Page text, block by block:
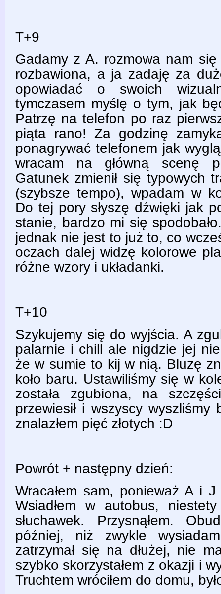
T+9
Gadamy z A. rozmowa nam
rozbawiona, a ja zadaję za
opowiadać o swoich
tymczasem myślę o tym, jak
Patrzę na telefon po raz
piąta rano! Za godzinę
ponagrywać telefonem jak
wracam na główną scenę
Gatunek zmienił się typowych
(szybsze tempo), wpadam w
Do tej pory słyszę dźwięki jak
stanie, bardzo mi się
jednak nie jest to już to, co
oczach dalej widzę kolorowe
różne wzory i układanki.
T+10
Szykujemy się do wyjścia. A
palarnie i chill ale nigdzie jej nie
że w sumie to kij w nią. Bluzę
koło baru. Ustawiliśmy się w
została zgubiona, na
przewiesił i wszyscy wyszliśmy
znalazłem pięć złotych :D
Powrót + następny dzień:
Wracałem sam, ponieważ A i
Wsiadłem w autobus,
słuchawek. Przysnąłem.
później, niż zwykle
zatrzymał się na dłużej, nie
szybko skorzystałem z okazji i
Truchtem wróciłem do domu,